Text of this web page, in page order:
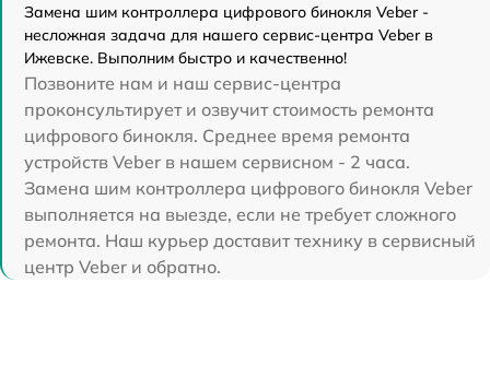
Замена шим контроллера цифрового бинокля Veber -
несложная задача для нашего сервис-центра Veber в
Ижевске. Выполним быстро и качественно!
Позвоните нам и наш сервис-центра
проконсультирует и озвучит стоимость ремонта
цифрового бинокля. Среднее время ремонта
устройств Veber в нашем сервисном - 2 часа.
Замена шим контроллера цифрового бинокля Veber
выполняется на выезде, если не требует сложного
ремонта. Наш курьер доставит технику в сервисный
центр Veber и обратно.